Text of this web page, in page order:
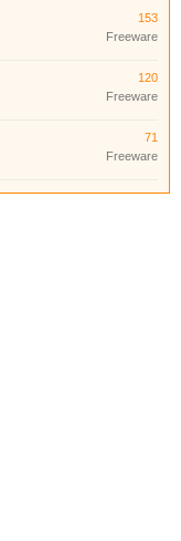
153
Freeware
120
Freeware
71
Freeware